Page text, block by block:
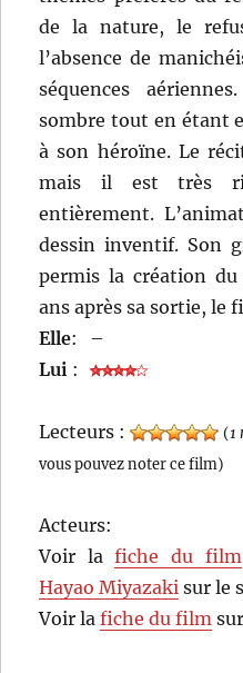
de la nature, le
l’absence de
séquences
sombre tout en étant
à son héroïne. Le
mais il est très
entièrement.
dessin inventif. Son
permis la création
ans après sa sortie, le
Elle:
–
Lui :
Lecteurs : (1
vous pouvez noter ce film)
Acteurs:
Voir lafiche du film
Hayao Miyazaki sur le
Voir lafiche du film